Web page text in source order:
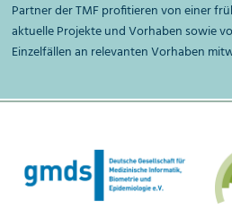
Partner der TMF profitieren von einer
aktuelle Projekte und Vorhaben sowie
Einzelfällen an relevanten Vorhaben